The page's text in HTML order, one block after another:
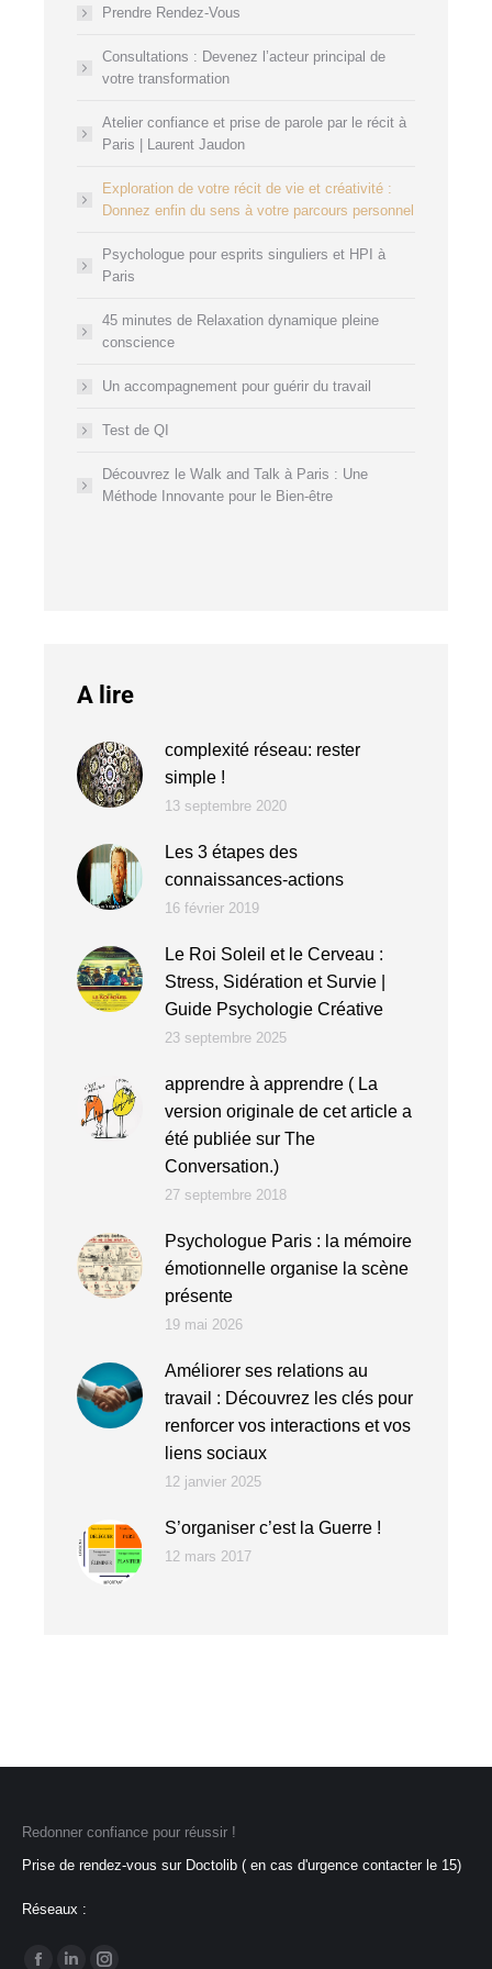
Prendre Rendez-Vous
Consultations : Devenez l’acteur principal de
votre transformation
Atelier confiance et prise de parole par le récit à
Paris | Laurent Jaudon
Exploration de votre récit de vie et créativité :
Donnez enfin du sens à votre parcours personnel
Psychologue pour esprits singuliers et HPI à
Paris
45 minutes de Relaxation dynamique pleine
conscience
Un accompagnement pour guérir du travail
Test de QI
Découvrez le Walk and Talk à Paris : Une
Méthode Innovante pour le Bien-être
A lire
complexité réseau: rester
simple !
13 septembre 2020
Les 3 étapes des
connaissances-actions
16 février 2019
Le Roi Soleil et le Cerveau :
Stress, Sidération et Survie |
Guide Psychologie Créative
23 septembre 2025
apprendre à apprendre ( La
version originale de cet article a
été publiée sur The
Conversation.)
27 septembre 2018
Psychologue Paris : la mémoire
émotionnelle organise la scène
présente
19 mai 2026
Améliorer ses relations au
travail : Découvrez les clés pour
renforcer vos interactions et vos
liens sociaux
12 janvier 2025
S’organiser c’est la Guerre !
12 mars 2017
Redonner confiance pour réussir !
Prise de rendez-vous sur Doctolib ( en cas d'urgence contacter le 15)
Réseaux :
Trouvez nous sur :